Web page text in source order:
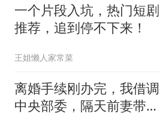
一个片段入坑，热门短剧
推荐，追到停不下来！
王姐懒人家常菜
离婚手续刚办完，我借调
中央部委，隔天前妻带新